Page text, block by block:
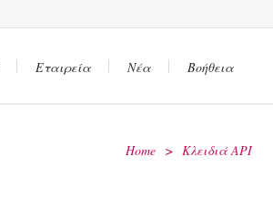
Εταιρεία Νέα Βοήθεια
Home > Κλειδιά API